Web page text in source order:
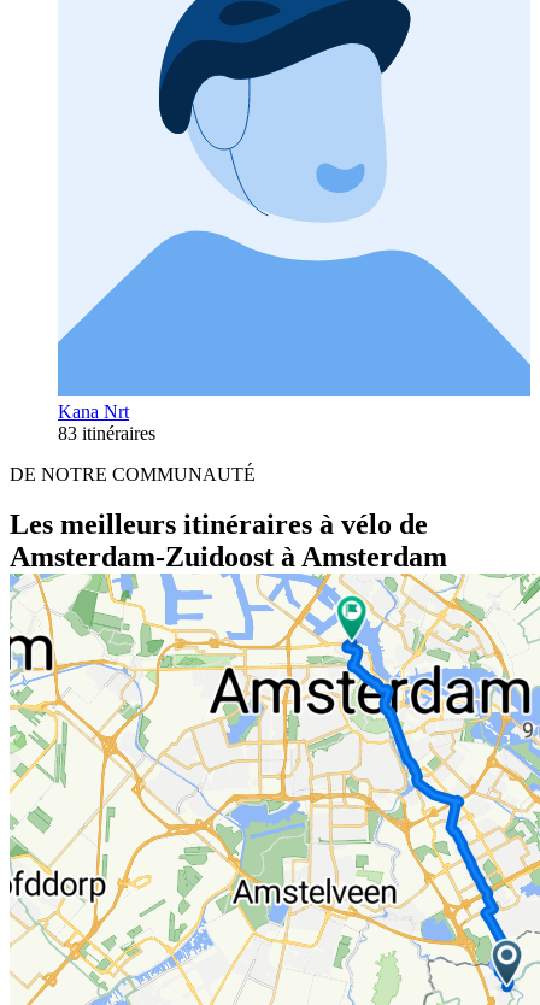
Kana Nrt
83 itinéraires
DE NOTRE COMMUNAUTÉ
Les meilleurs itinéraires à vélo de
Amsterdam-Zuidoost à Amsterdam